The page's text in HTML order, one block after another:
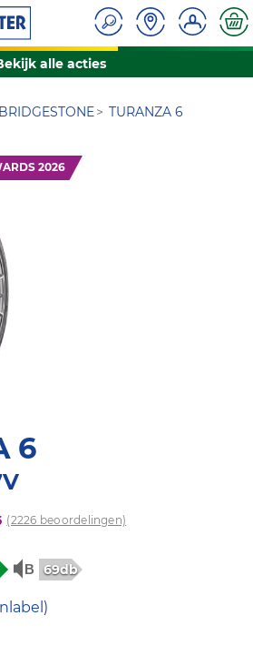
alle acties
BRIDGESTONE
TURANZA 6
2026
6
(2226 beoordelingen)
69db